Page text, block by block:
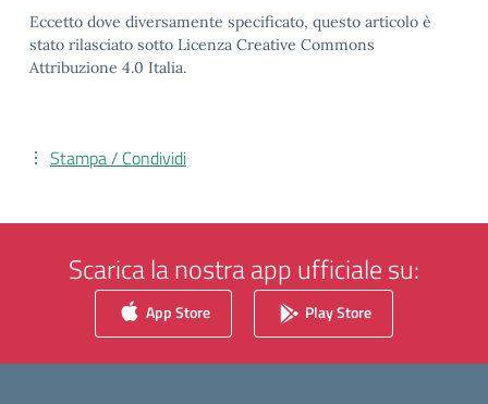
Eccetto dove diversamente specificato, questo articolo è
stato rilasciato sotto Licenza Creative Commons
Attribuzione 4.0 Italia.
Stampa / Condividi
Scarica la nostra app ufficiale su:
App Store Play Store